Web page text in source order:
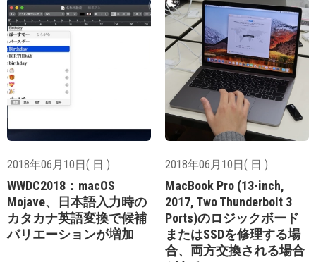
2018年06月10日( 日 )
WWDC2018：macOS
Mojave、日本語入力時の
カタカナ英語変換で候補
バリエーションが増加
2018年06月10日( 日 )
MacBook Pro (13-inch,
2017, Two Thunderbolt 3
Ports)のロジックボード
またはSSDを修理する場
合、両方交換される場合